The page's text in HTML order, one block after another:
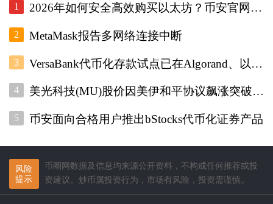
1 2026年如何安全高效购买以太坊？币安官网注册+欧易入口双平台对比指南
2 MetaMask报告多网络连接中断
3 VersaBank代币化存款试点已在Algorand、以太坊和Stellar上运行
4 美光科技(MU)股价因美伊和平协议飙涨突破1000美元
5 币安面向合格用户推出bStocks代币化证券产品
风险
提示
币圈网数据及信息均来源公开资料，不构成任何推荐或投
资建议。炒币属投资行为，市场有风险，投资需谨慎。